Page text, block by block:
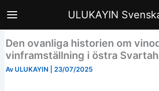
till
ULUKAYIN
Den ovanliga historien om
vinframställning i östra
Av ULUKAYIN 23/07/2025